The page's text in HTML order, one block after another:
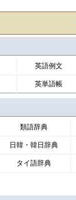
英語例文
英単語帳
類語辞典
日韓・韓日辞典
タイ語辞典